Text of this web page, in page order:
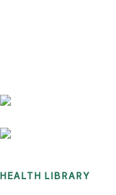
HEALTH LIBRARY